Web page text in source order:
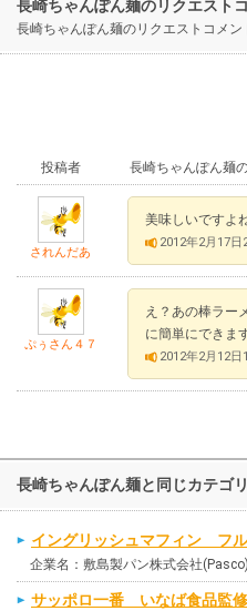
長崎ちゃんぽん麺のリクエスト
長崎ちゃんぽん麺のリクエストコメ
投稿者 長崎ちゃんぽん麺
されんだあ
美味しいですよ
2012年2月17日
ぷぅさん４７
え？あの棒ラー
に簡単にできま
2012年2月12日
長崎ちゃんぽん麺と同じカテゴ
イングリッシュマフィン フ
企業名：敷島製パン株式会社(Pasco)
サッポロ一番 いなば食品監